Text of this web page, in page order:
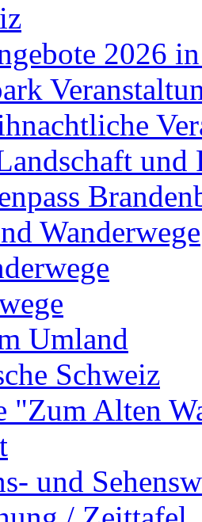
2026
und
Wanderwege
Umland
Schweiz
"Zum Alten
und